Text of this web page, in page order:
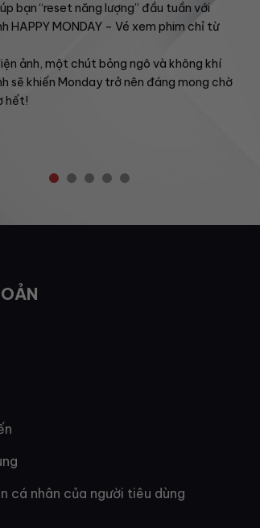
bạn “reset năng lượng” đầu tuần với
HAPPY MONDAY – Vé xem phim chỉ từ
ảnh, một chút bỏng ngô và không khí
sẽ khiến Monday trở nên đáng mong chờ
hết!
cá nhân của người tiêu dùng